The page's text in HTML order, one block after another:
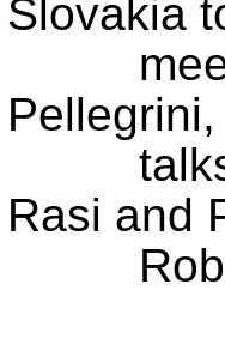
Slovakia
Rasi and